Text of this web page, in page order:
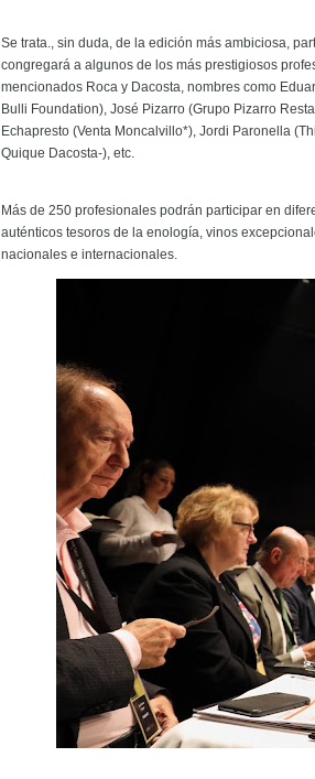
Se trata., sin duda, de la edición más ambiciosa,
congregará a algunos de los más prestigiosos
mencionados Roca y Dacosta, nombres como
Bulli Foundation), José Pizarro (Grupo Pizarro
Echapresto (Venta Moncalvillo*), Jordi Paronella
Quique Dacosta-), etc.
Más de 250 profesionales podrán participar en
auténticos tesoros de la enología, vinos
nacionales e internacionales.